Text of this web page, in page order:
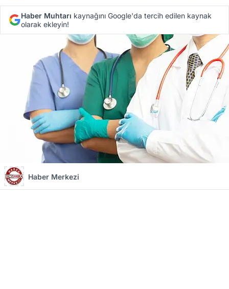
Haber Muhtarı kaynağını Google'da tercih edilen kaynak
olarak ekleyin!
Haber Merkezi